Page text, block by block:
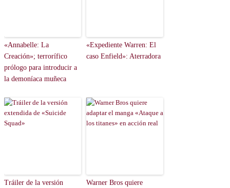
«Annabelle: La
Creación»; terrorífico
prólogo para introducir a
la demoníaca muñeca
«Expediente Warren: El
caso Enfield»: Aterradora
Tráiler de la versión
Warner Bros quiere